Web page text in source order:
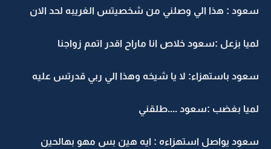
سعود : هذا الي وصلني من شخصيتس الغريبه لحد الان
لميا بزعل :سعود خلاص انا ماراح اقدر اتمم زواجنا
سعود باستهزاء: لا يا شيخه وهذا الي ربي قدرتس عليه
لميا بغضب :سعود ....طلقني
سعود يواصل استهزاءه : ايه هين بس مهو بهالحين